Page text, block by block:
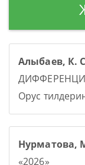
Алыбаев, К.
Орус
Нурматова,
«2026»